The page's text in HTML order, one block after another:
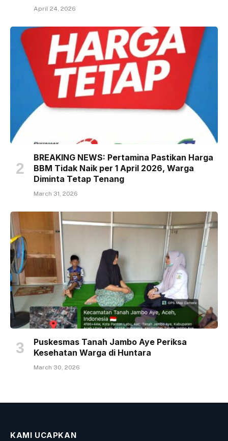
April 24, 2026
BREAKING NEWS: Pertamina Pastikan Harga
BBM Tidak Naik per 1 April 2026, Warga
Diminta Tetap Tenang
March 31, 2026
Puskesmas Tanah Jambo Aye Periksa
Kesehatan Warga di Huntara
March 30, 2026
KAMI UCAPKAN